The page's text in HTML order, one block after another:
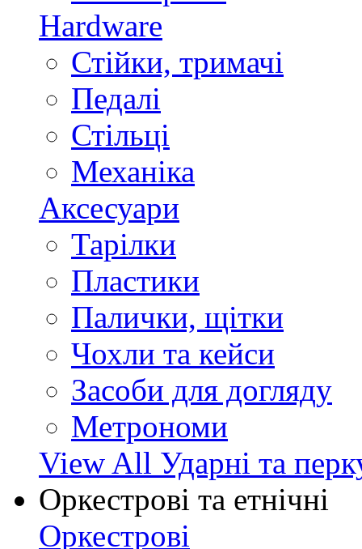
Hardware
Стійки, тримачі
Педалі
Стільці
Механіка
Аксесуари
Тарілки
Пластики
Палички, щітки
Чохли та кейси
Засоби для догляду
Метрономи
View All Ударні та
Оркестрові та етнічні
Оркестрові